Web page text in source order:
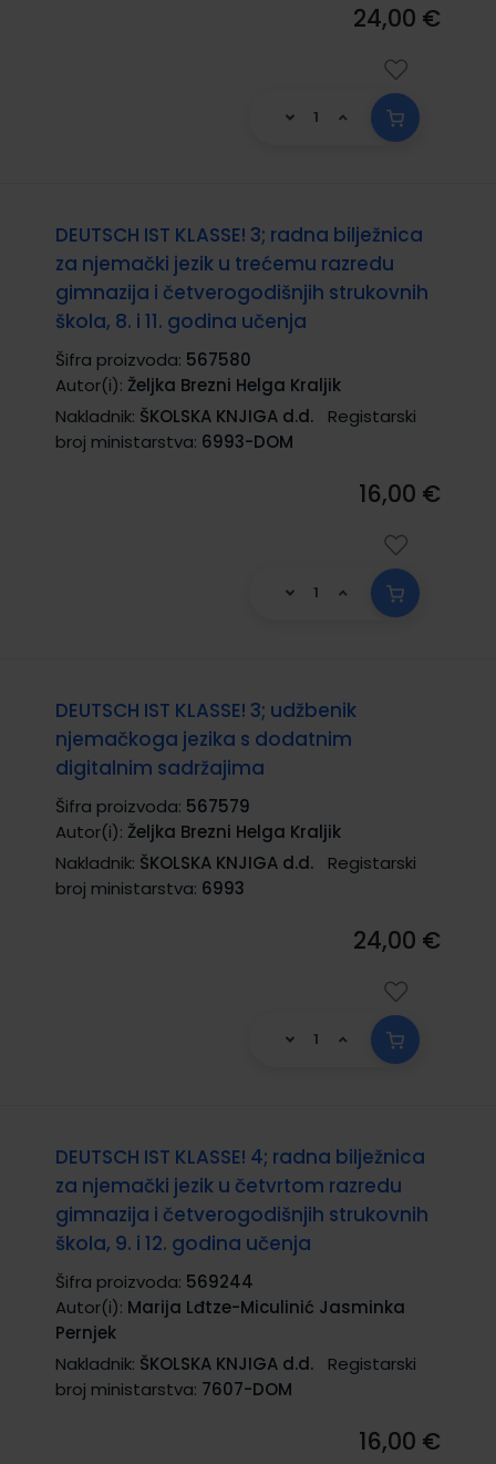
24,00 €
DEUTSCH IST KLASSE! 3; radna bilježnica
za njemački jezik u trećemu razredu
gimnazija i četverogodišnjih strukovnih
škola, 8. i 11. godina učenja
Šifra proizvoda: 567580
Autor(i): Željka Brezni Helga Kraljik
Nakladnik: ŠKOLSKA KNJIGA d.d.
Registarski
broj ministarstva: 6993-DOM
16,00 €
DEUTSCH IST KLASSE! 3; udžbenik
njemačkoga jezika s dodatnim
digitalnim sadržajima
Šifra proizvoda: 567579
Autor(i): Željka Brezni Helga Kraljik
Nakladnik: ŠKOLSKA KNJIGA d.d.
Registarski
broj ministarstva: 6993
24,00 €
DEUTSCH IST KLASSE! 4; radna bilježnica
za njemački jezik u četvrtom razredu
gimnazija i četverogodišnjih strukovnih
škola, 9. i 12. godina učenja
Šifra proizvoda: 569244
Autor(i): Marija Lđtze-Miculinić Jasminka
Pernjek
Nakladnik: ŠKOLSKA KNJIGA d.d.
Registarski
broj ministarstva: 7607-DOM
16,00 €